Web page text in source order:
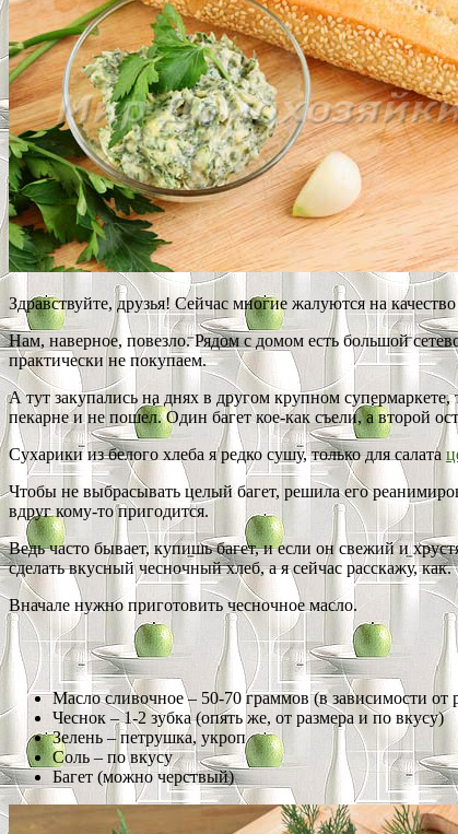
Здравствуйте, друзья! Сейчас многие жалуются на
Нам, наверное, повезло. Рядом с домом есть большой
практически не покупаем.
А тут закупались на днях в другом крупном
пекарне и не пошел. Один багет кое-как съели, а второй
Сухарики из белого хлеба я редко сушу, только для салата
Чтобы не выбрасывать целый багет, решила его
вдруг кому-то пригодится.
Ведь часто бывает, купишь багет, и если он свежий и
сделать вкусный чесночный хлеб, а я сейчас расскажу, как.
Вначале нужно приготовить чесночное масло.
Масло сливочное – 50-70 граммов (в зависимости от
Чеснок – 1-2 зубка (опять же, от размера и по вкусу)
Зелень – петрушка, укроп
Соль – по вкусу
Багет (можно черствый)